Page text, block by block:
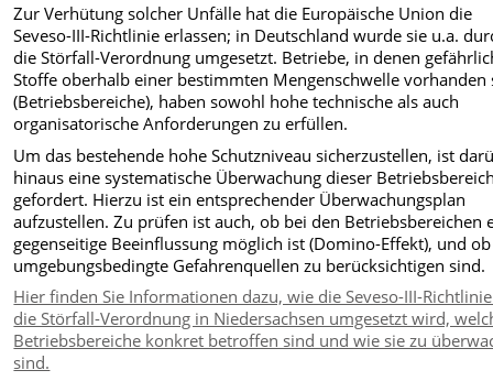
Zur Verhütung solcher Unfälle hat die Europäische Union die
Seveso-III-Richtlinie erlassen; in Deutschland wurde sie u.a.
die Störfall-Verordnung umgesetzt. Betriebe, in denen
Stoffe oberhalb einer bestimmten Mengenschwelle vorhanden
(Betriebsbereiche), haben sowohl hohe technische als auch
organisatorische Anforderungen zu erfüllen.
Um das bestehende hohe Schutzniveau sicherzustellen, ist
hinaus eine systematische Überwachung dieser
gefordert. Hierzu ist ein entsprechender Überwachungsplan
aufzustellen. Zu prüfen ist auch, ob bei den Betriebsbereichen
gegenseitige Beeinflussung möglich ist (Domino-Effekt), und ob
umgebungsbedingte Gefahrenquellen zu berücksichtigen sind.
Hier finden Sie Informationen dazu, wie die Seveso-III-
die Störfall-Verordnung in Niedersachsen umgesetzt wird,
Betriebsbereiche konkret betroffen sind und wie sie zu
sind.